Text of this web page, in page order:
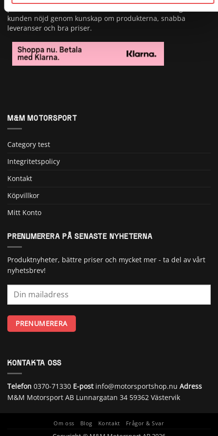
kunden nöjd genom kunskap om produkterna, snabba
leveranser och bra priser.
M&M MOTORSPORT
Category test
Integritetspolicy
Kontakt
Köpvillkor
Mitt Konto
PRENUMERERA PÅ SENASTE NYHETERNA
Produktnyheter, bättre priser och mycket mer - ta del av vårt
nyhetsbrev!
KONTAKTA OSS
Telefon 0370-71330 E-postinfo@motorsportshop.nu Adress
M&M Motorsport AB Lunnargatan 34 59362 Västervik
Om oss Blog Kontakt Frågor & Svar